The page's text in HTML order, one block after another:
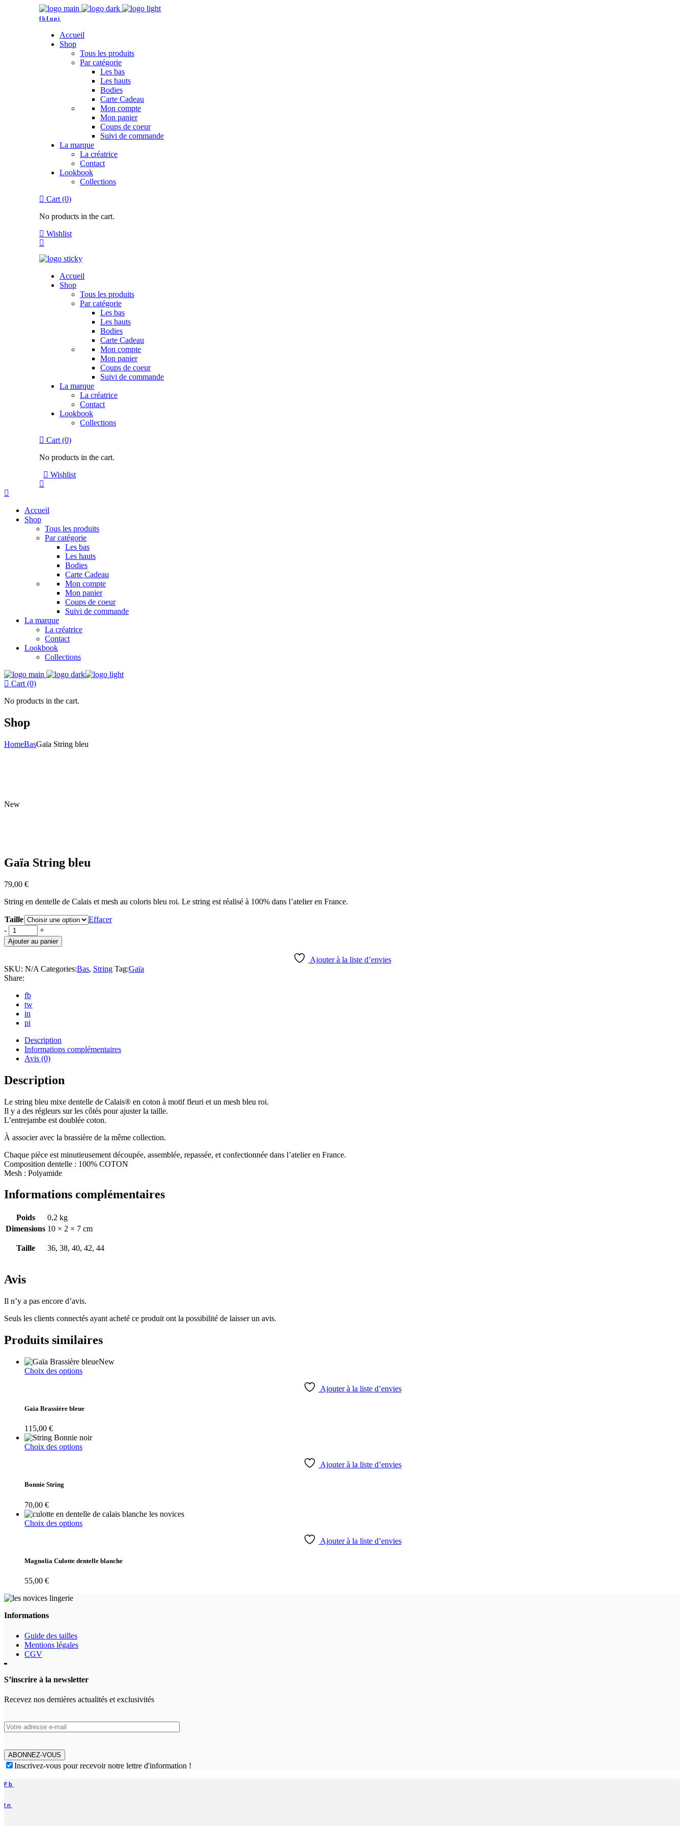
fbInpi
Accueil
Shop
Tous les produits
Par catégorie
Les bas
Les hauts
Bodies
Carte Cadeau
Mon compte
Mon panier
Coups de coeur
Suivi de commande
La marque
La créatrice
Contact
Lookbook
Collections
Cart (0)
No products in the cart.
Wishlist
Accueil
Shop
Tous les produits
Par catégorie
Les bas
Les hauts
Bodies
Carte Cadeau
Mon compte
Mon panier
Coups de coeur
Suivi de commande
La marque
La créatrice
Contact
Lookbook
Collections
Cart (0)
No products in the cart.
Wishlist
Accueil
Shop
Tous les produits
Par catégorie
Les bas
Les hauts
Bodies
Carte Cadeau
Mon compte
Mon panier
Coups de coeur
Suivi de commande
La marque
La créatrice
Contact
Lookbook
Collections
Cart (0)
No products in the cart.
Shop
HomeBasGaïa String bleu
New
Gaïa String bleu
79,00 €
String en dentelle de Calais et mesh au coloris bleu roi. Le string est réalisé à 100% dans l’atelier en France.
Taille
Effacer
Gaïa
String
bleu
- +
Ajouter au panier
Ajouter à la liste d’envies
SKU: N/A Categories:Bas, String Tag:Gaïa
Share:
fb
tw
in
pi
Description
Informations complémentaires
Avis (0)
Description
Le string bleu mixe dentelle de Calais® en coton à motif fleuri et un mesh bleu roi.
Il y a des régleurs sur les côtés pour ajuster la taille.
L’entrejambe est doublée coton.
À associer avec la brassière de la même collection.
Chaque pièce est minutieusement découpée, assemblée, repassée, et confectionnée dans l’atelier en France.
Composition dentelle : 100% COTON
Mesh : Polyamide
Informations complémentaires
Poids
0,2 kg
Dimensions 10 × 2 × 7 cm
Taille 36, 38, 40, 42, 44
Avis
Il n’y a pas encore d’avis.
Seuls les clients connectés ayant acheté ce produit ont la possibilité de laisser un avis.
Produits similaires
New
Choix des optionsCe
variations.
peuvent
être
choisies
Ajouter à la liste d’envies
Gaïa Brassière bleue
115,00 €
Choix des optionsCe
peuvent
être
choisies
du
Ajouter à la liste d’envies
Bonnie String
70,00 €
Choix des optionsCe
variations.
Ajouter à la liste d’envies
Magnolia Culotte dentelle blanche
55,00 €
Informations
Guide des tailles
Mentions légales
CGV
S’inscrire à la newsletter
Recevez nos dernières actualités et exclusivités
ABONNEZ-VOUS
Inscrivez-vous pour recevoir notre lettre d'information !
Fb
In